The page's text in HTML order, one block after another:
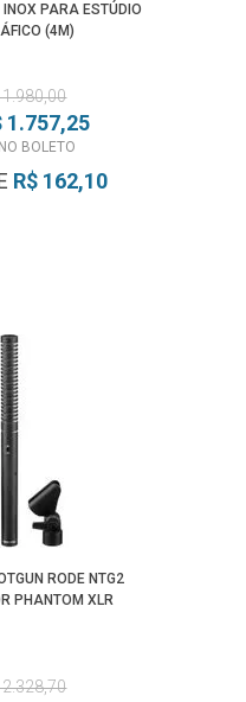
PARA ESTÚDIO
(4M)
1.980,00
1.757,25
BOLETO
R$ 162,10
RODE NTG2
PHANTOM XLR
2.328,70